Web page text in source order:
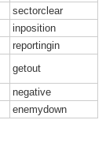
sectorclear
inposition
reportingin
getout
negative
enemydown